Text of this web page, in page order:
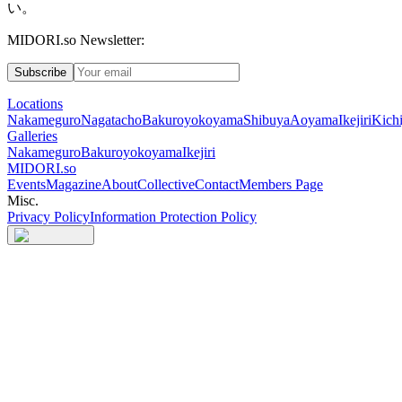
い。
MIDORI.so Newsletter:
Subscribe
Locations
NakameguroNagatachoBakuroyokoyamaShibuyaAoyamaIkejiri
Galleries
NakameguroBakuroyokoyamaIkejiri
MIDORI.so
EventsMagazineAboutCollectiveContactMembers Page
Misc.
Privacy PolicyInformation Protection Policy